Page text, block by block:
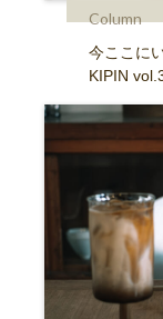
Column
今ここに
KIPIN